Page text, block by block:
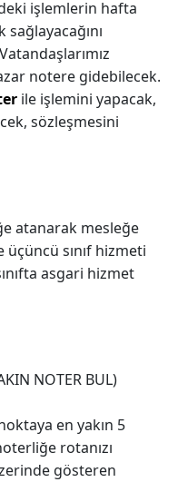
işlemlerin hafta
notere gidebilecek.
ile işlemini yapacak,
sözleşmesini
atanarak mesleğe
sınıf hizmeti
asgari hizmet
NOTER BUL)
en yakın ​5​
rotanızı
gösteren